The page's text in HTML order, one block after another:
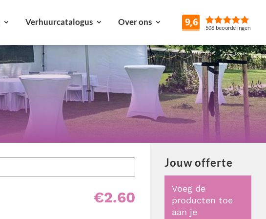
Verhuurcatalogus Over ons Reviews
€2.60
Jouw offerte
Voeg de
producten toe
aan je